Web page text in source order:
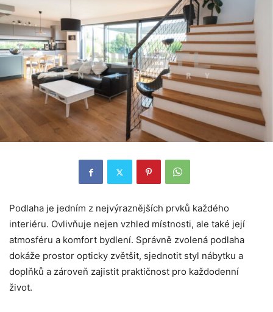
Podlaha je jedním z nejvýraznějších prvků každého
interiéru. Ovlivňuje nejen vzhled místnosti, ale také její
atmosféru a komfort bydlení. Správně zvolená podlaha
dokáže prostor opticky zvětšit, sjednotit styl nábytku a
doplňků a zároveň zajistit praktičnost pro každodenní
život.